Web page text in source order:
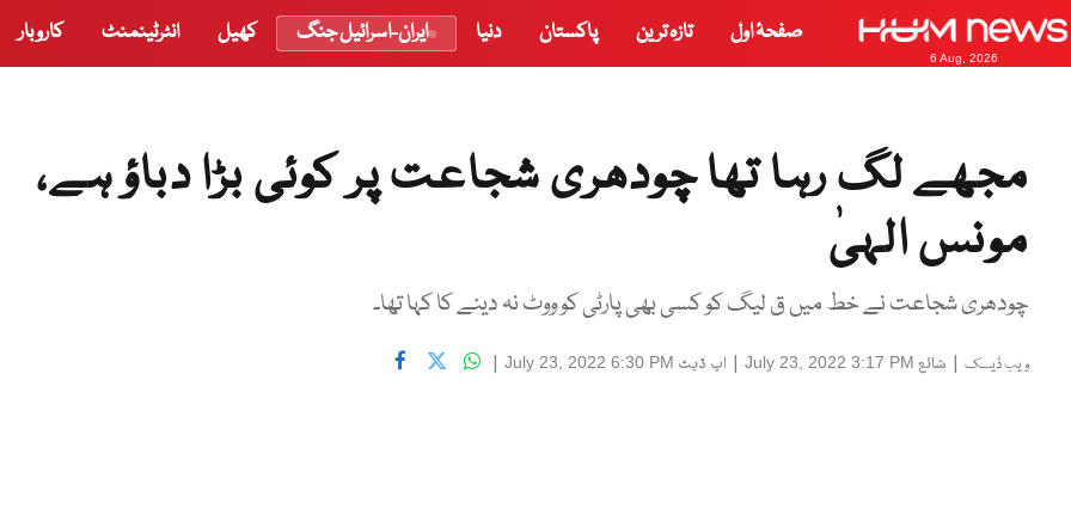
6 Aug, 2026
صفحۂ اول تازہ ترین پاکستان دنیا ایران-اسرائیل جنگ کھیل انٹرٹینمنٹ کاروبار
مجھے لگ رہا تھا چودھری شجاعت پر کوئی بڑا دباؤ ہے،
مونس الہیٰ
چودھری شجاعت نے خط میں ق لیگ کو کسی بھی پارٹی کو ووٹ نہ دینے کا کہا تھا۔
ویب ڈیسک | شائع July 23, 2022 3:17 PM
| اپ ڈیٹ July 23, 2022 6:30 PM
|